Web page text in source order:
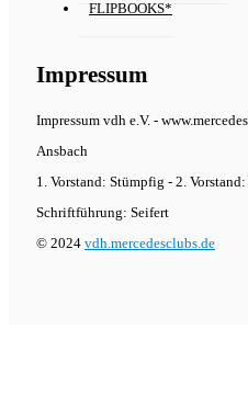
FLIPBOOKS*
Impressum
Impressum vdh e.V. -
Ansbach
1. Vorstand: Stümpfig - 2.
Schriftführung: Seifert
© 2024 vdh.mercedesclubs.de